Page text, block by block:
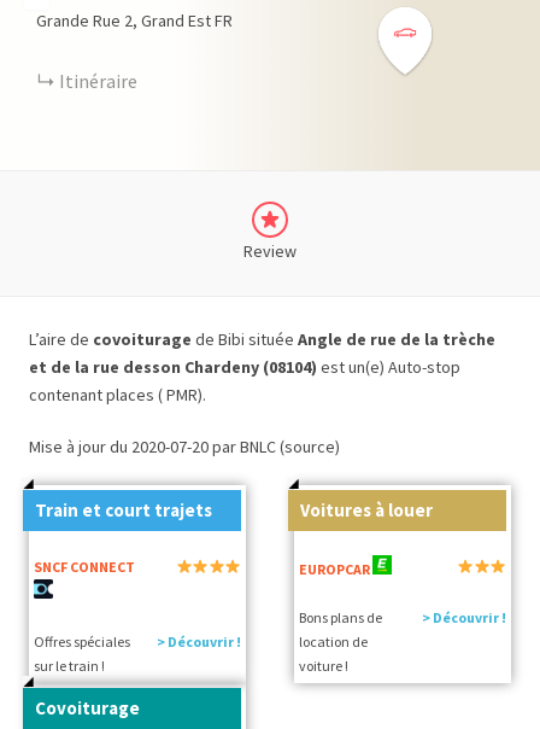
Grande Rue 2 Grand EstFR
Itinéraire
Review
L’aire de covoiturage de Bibi située Angle de rue de la trèche
et de la rue desson Chardeny (08104) est un(e) Auto-stop
contenant places ( PMR).
Mise à jour du 2020-07-20 par BNLC (source)
Train et court trajets
SNCF CONNECT
Offres spéciales
sur le train !
> Découvrir !
Voitures à louer
EUROPCAR
Bons plans de
location de
voiture !
> Découvrir !
Covoiturage